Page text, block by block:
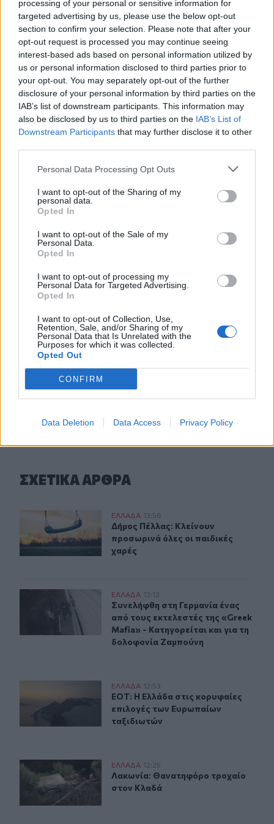
processing of your personal or sensitive information for
targeted advertising by us, please use the below opt-out
section to confirm your selection. Please note that after your
opt-out request is processed you may continue seeing
interest-based ads based on personal information utilized by
us or personal information disclosed to third parties prior to
your opt-out. You may separately opt-out of the further
disclosure of your personal information by third parties on the
IAB’s list of downstream participants. This information may
also be disclosed by us to third parties on the IAB’s List of
Downstream Participants that may further disclose it to other
Personal Data Processing Opt Outs
I want to opt-out of the Sharing of my
personal data.
Opted In
I want to opt-out of the Sale of my
Personal Data.
Opted In
I want to opt-out of processing my
Personal Data for Targeted Advertising.
Opted In
I want to opt-out of Collection, Use,
Retention, Sale, and/or Sharing of my
Personal Data that Is Unrelated with the
Purposes for which it was collected.
Opted Out
CONFIRM
Data Deletion Data Access Privacy Policy
ο Αρχιεπίσκοπος Κρήτης Ευγένιος
12:53
ΕΟΤ: Η Ελλάδα στις κορυφαίες επιλογές των Ευρωπαίων
ταξιδιωτών
12:46
Βλάβη σε ταχύπλοο από Σαντορίνη προς Ηράκλειο - Στο
λιμάνι με ασφάλεια 1.123 επιβάτες
Στο 3,4% υποχώρησε ο πληθωρισμός τον Ιούλιο
Xειροπέδες σε 16χρονο στη Φλωρεντία για την
κατηγορία προπαγανδιστικής δράσης με τρομοκρατικό
κίνητρο
Από τον αργαλειό στο εφτάζυμο: Η Κασταμονίτσα
τρεις ανθρωποκτονίες στην Ελλάδα
Λακωνία: Θανατηφόρο τροχαίο στον Κλαδά
ΠΕΡΙΣΣΟΤΕΡΑ
ΣΧΕΤΙΚA AΡΘΡΑ
Δήμος Πέλλας: Κλείνουν προσωρινά όλες οι παιδικές
ΕΛΛAΔΑ 13:56
Δήμος Πέλλας: Κλείνουν
Δήμος Πέλλας: Κλείνουν
προσωρινά όλες οι παιδικές
χαρές
Συνελήφθη στη Γερμανία ένας από τους εκτελεστές
ΕΛΛAΔΑ 13:13
Συνελήφθη στη Γερμανία ένας από
Συνελήφθη στη Γερμανία ένας
από τους εκτελεστές της «Greek
Mafia» - Κατηγορείται και για τη
δολοφονία Ζαμπούνη
ΕΟΤ: Η Ελλάδα στις κορυφαίες επιλογές των
ΕΛΛAΔΑ 12:53
ΕΟΤ: Η Ελλάδα στις κορυφαίες
ΕΟΤ: Η Ελλάδα στις κορυφαίες
επιλογές των Ευρωπαίων
ταξιδιωτών
Λακωνία: Θανατηφόρο τροχαίο στον Κλαδά
ΕΛΛAΔΑ 12:25
Λακωνία: Θανατηφόρο τροχαίο
Λακωνία: Θανατηφόρο τροχαίο
στον Κλαδά